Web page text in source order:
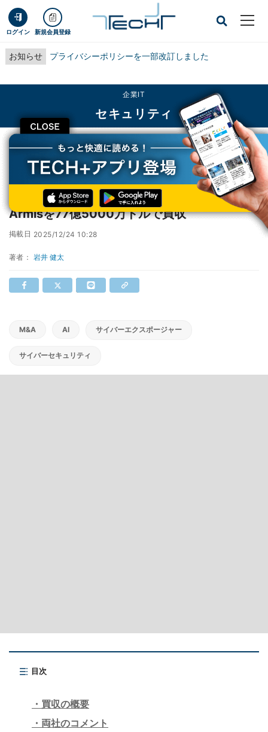
ログイン 新規会員登録
お知らせ プライバシーポリシーを一部改訂しました
CLOSE
企業IT
セキュリティ
TECH+ 企業IT
セキュリティ
ServiceNow、サイバーエクスポージャ管理のArmisを77億5000万ドルで買収
ServiceNow、サイバーエクスポージャ管理の
Armisを77億5000万ドルで買収
掲載日 2025/12/24 10:28
著者： 岩井 健太
M&A AI サイバーエクスポージャー
サイバーセキュリティ
目次
買収の概要
両社のコメント